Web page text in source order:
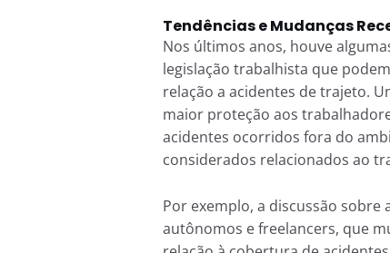
Tendências e Mudanças
Nos últimos anos, houve
legislação trabalhista que
relação a acidentes de trajeto.
maior proteção aos
acidentes ocorridos fora do
considerados relacionados ao
Por exemplo, a discussão
autônomos e freelancers, que